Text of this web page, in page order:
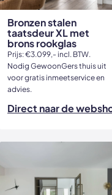
Bronzen stalen
taatsdeur XL met
brons rookglas
Prijs: €3.099,- incl. BTW.
Nodig GewoonGers thuis uit
voor gratis inmeetservice en
advies.
Direct naar de